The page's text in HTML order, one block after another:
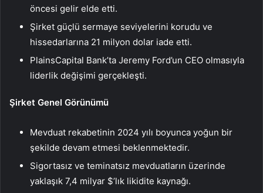
öncesi gelir elde etti.
Şirket güçlü sermaye seviyelerini korudu ve
hissedarlarına 21 milyon dolar iade etti.
PlainsCapital Bank’ta Jeremy Ford’un CEO olmasıyla
liderlik değişimi gerçekleşti.
Şirket Genel Görünümü
Mevduat rekabetinin 2024 yılı boyunca yoğun bir
şekilde devam etmesi beklenmektedir.
Sigortasız ve teminatsız mevduatların üzerinde
yaklaşık 7,4 milyar $’lık likidite kaynağı.